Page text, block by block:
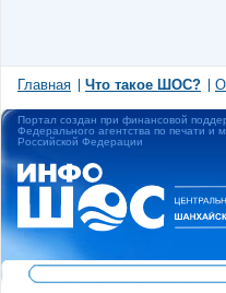
Главная Что такое ШОС?
Портал создан при финансовой
Федерального агентства по печати и
Российской Федерации